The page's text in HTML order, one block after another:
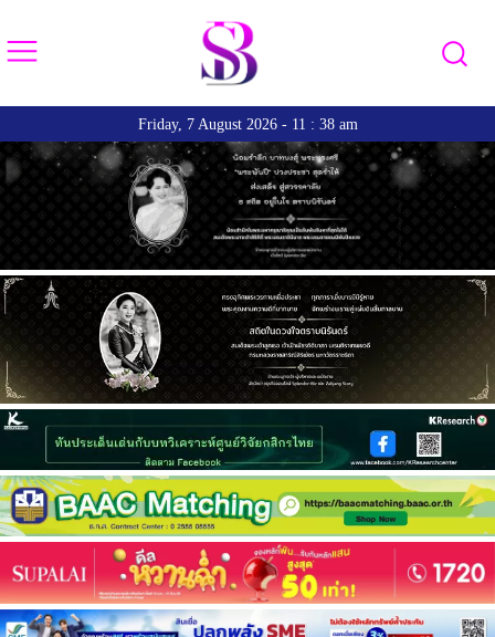
Friday, 7 August 2026 - 11 : 38 am